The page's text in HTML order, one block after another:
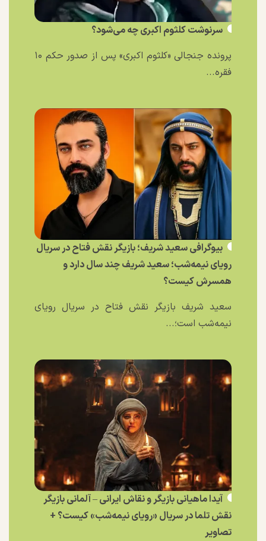
سرنوشت کلثوم اکبری چه می‌شود؟
پرونده جنجالی «کلثوم اکبری» پس از صدور حکم ۱۰
فقره...
بیوگرافی سعید شریف؛ بازیگر نقش فتاح در سریال
رویای نیمه‌شب؛ سعید شریف چند سال دارد و
همسرش کیست؟
سعید شریف بازیگر نقش فتاح در سریال رویای
نیمه‌شب است؛...
آیدا ماهیانی بازیگر و نقاش ایرانی – آلمانی بازیگر
نقش تلما در سریال «رویای نیمه‌شب» کیست؟ +
تصاویر